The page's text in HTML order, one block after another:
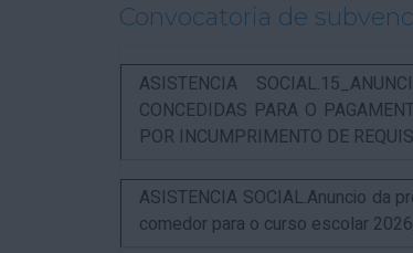
Convocatoria de
ASISTENCIA
CONCEDIDAS PARA O
POR INCUMPRIMENTO DE
ASISTENCIA SOCIAL.Anuncio da
comedor para o curso escolar